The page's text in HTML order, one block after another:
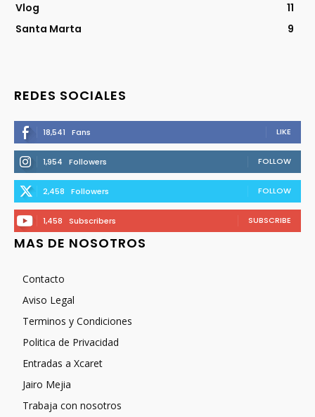
Vlog
11
Santa Marta
9
REDES SOCIALES
18,541 Fans LIKE
1,954 Followers FOLLOW
2,458 Followers FOLLOW
1,458 Subscribers SUBSCRIBE
MAS DE NOSOTROS
Contacto
Aviso Legal
Terminos y Condiciones
Politica de Privacidad
Entradas a Xcaret
Jairo Mejia
Trabaja con nosotros